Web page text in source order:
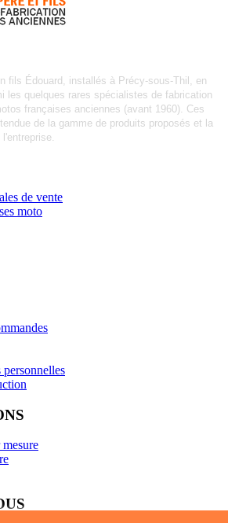
fils Édouard, installés à Précy-sous-Thil, en
les quelques rares spécialistes de fabrication
françaises anciennes (avant 1960). Ces
de la gamme de produits proposés et la
de vente
moto